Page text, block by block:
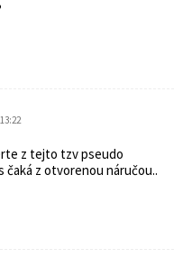
z tejto tzv pseudo
čaká z otvorenou náručou..